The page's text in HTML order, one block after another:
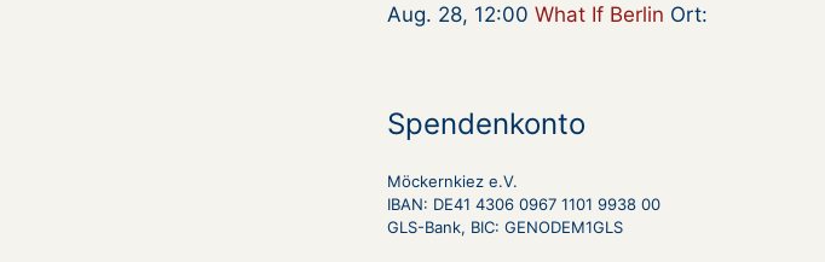
Aug. 28, 12:00 What If Berlin Ort:
Spendenkonto
Möckernkiez e.V.
IBAN: DE41 4306 0967 1101 9938 00
GLS-Bank, BIC: GENODEM1GLS